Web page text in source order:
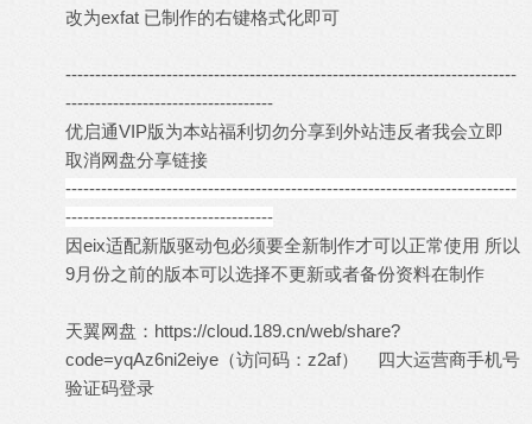
改为exfat 已制作的右键格式化即可
----------------------------------------------------------------------------
-----------------------------------
优启通VIP版为本站福利切勿分享到外站违反者我会立即
取消网盘分享链接
----------------------------------------------------------------------------
-----------------------------------
因eix适配新版驱动包必须要全新制作才可以正常使用 所以
9月份之前的版本可以选择不更新或者备份资料在制作
天翼网盘： https://cloud.189.cn/web/share?
code=yqAz6ni2eiye （访问码：z2af） 四大运营商手机号
验证码登录